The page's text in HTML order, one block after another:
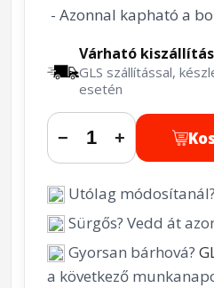
- Azonnal kapható a
Várható
GLS szállítással,
esetén
− +
Utólag
Sürgős? Vedd át
Gyorsan bárhová?
a következő